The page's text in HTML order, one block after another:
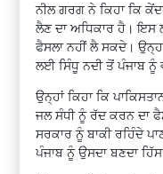
ਨੀਲ ਗਰਗ ਨੇ ਕਿਹਾ ਕਿ
ਲੈਣ ਦਾ ਅਧਿਕਾਰ ਹੈ।
ਫੈਸਲਾ ਨਹੀਂ ਲੈ ਸਕਦੇ।
ਲਈ ਸਿੰਧੂ ਨਦੀ ਤੋਂ ਪੰਜਾਬ ਨੂੰ
ਉਨ੍ਹਾਂ ਕਿਹਾ ਕਿ
ਜਲ ਸੰਧੀ ਨੂੰ ਰੱਦ ਕਰਨ ਦਾ
ਸਰਕਾਰ ਨੂੰ ਬਾਕੀ ਰਹਿੰਦੇ
ਪੰਜਾਬ ਨੂੰ ਉਸਦਾ ਬਣਦਾ